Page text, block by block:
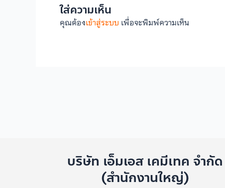
ใส่ความเห็น
คุณต้องเข้าสู่ระบบ เพื่อจะพิมพ์ความเห็น
บริษัท เอ็มเอส เคมีเทค จำกัด
(สำนักงานใหญ่)